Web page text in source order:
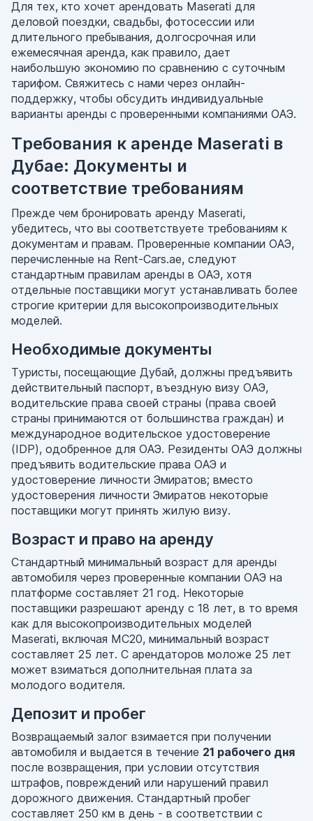
Для тех, кто хочет арендовать Maserati для
деловой поездки, свадьбы, фотосессии или
длительного пребывания, долгосрочная или
ежемесячная аренда, как правило, дает
наибольшую экономию по сравнению с суточным
тарифом. Свяжитесь с нами через онлайн-
поддержку, чтобы обсудить индивидуальные
варианты аренды с проверенными компаниями ОАЭ.
Требования к аренде Maserati в
Дубае: Документы и
соответствие требованиям
Прежде чем бронировать аренду Maserati,
убедитесь, что вы соответствуете требованиям к
документам и правам. Проверенные компании ОАЭ,
перечисленные на Rent-Cars.ae, следуют
стандартным правилам аренды в ОАЭ, хотя
отдельные поставщики могут устанавливать более
строгие критерии для высокопроизводительных
моделей.
Необходимые документы
Туристы, посещающие Дубай, должны предъявить
действительный паспорт, въездную визу ОАЭ,
водительские права своей страны (права своей
страны принимаются от большинства граждан) и
международное водительское удостоверение
(IDP), одобренное для ОАЭ. Резиденты ОАЭ должны
предъявить водительские права ОАЭ и
удостоверение личности Эмиратов; вместо
удостоверения личности Эмиратов некоторые
поставщики могут принять жилую визу.
Возраст и право на аренду
Стандартный минимальный возраст для аренды
автомобиля через проверенные компании ОАЭ на
платформе составляет 21 год. Некоторые
поставщики разрешают аренду с 18 лет, в то время
как для высокопроизводительных моделей
Maserati, включая MC20, минимальный возраст
составляет 25 лет. С арендаторов моложе 25 лет
может взиматься дополнительная плата за
молодого водителя.
Депозит и пробег
Возвращаемый залог взимается при получении
автомобиля и выдается в течение 21 рабочего дня
после возвращения, при условии отсутствия
штрафов, повреждений или нарушений правил
дорожного движения. Стандартный пробег
составляет 250 км в день - в соответствии с